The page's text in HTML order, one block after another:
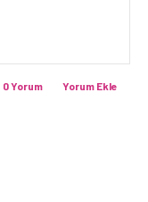
Yorum Ekle
0 Yorum